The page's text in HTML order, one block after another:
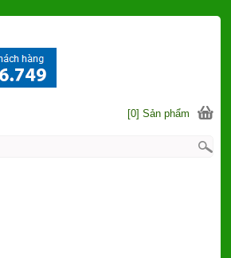
[0] Sản phẩm